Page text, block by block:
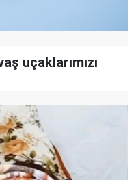
uçaklarımızı